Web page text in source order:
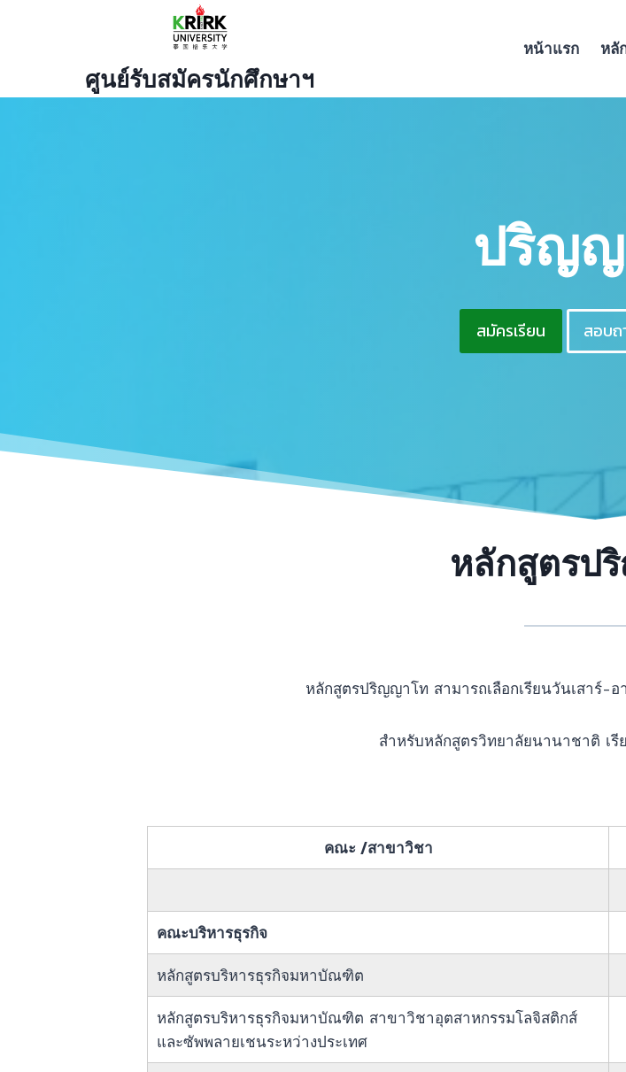
ศูนย์รับสมัครนักศึกษาฯ
หน้าแรก หลั
ปริญ
สมัครเรียน สอบถ
หลักสูตรป
หลักสูตรปริญญาโท สามารถเลือกเรียนวันเสาร์-
สำหรับหลักสูตรวิทยาลัยนานาชาติ เ
คณะ /สาขาวิชา
คณะบริหารธุรกิจ
หลักสูตรบริหารธุรกิจมหาบัณฑิต
หลักสูตรบริหารธุรกิจมหาบัณฑิต สาขาวิชาอุตสาหกรรมโลจิสติกส์
และซัพพลายเชนระหว่างประเทศ